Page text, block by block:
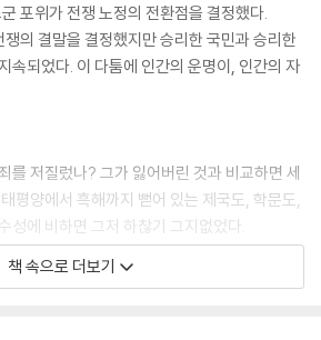
포위가 전쟁 노정의 전환점을 결정했다.
의 결말을 결정했지만 승리한 국민과 승리한
속되었다. 이 다툼에 인간의 운명이, 인간의 자
를 저질렀나? 그가 잃어버린 것과 비교하면 세
평양에서 흑해까지 뻗어 있는 제국도, 학문도,
성에 비하면 그저 하찮기 그지없었다.
책 속으로 더보기